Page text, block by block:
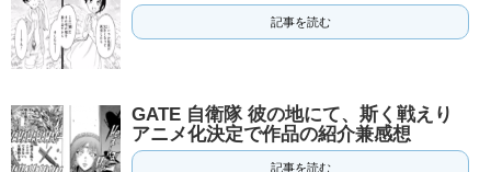
記事を読む
GATE 自衛隊 彼の地にて、斯く戦えり
アニメ化決定で作品の紹介兼感想
記事を読む